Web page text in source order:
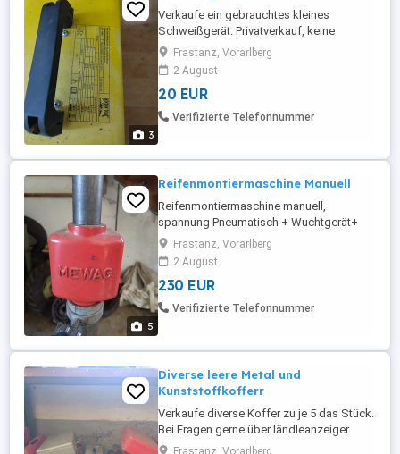
3
Verkaufe ein gebrauchtes kleines
Schweißgerät. Privatverkauf, keine
Garantie oder Gewährleistung
Frastanz, Vorarlberg
2 August
20 EUR
Verifizierte Telefonnummer
5
Reifenmontiermaschine Manuell
Reifenmontiermaschine manuell,
spannung Pneumatisch + Wuchtgerät+
Zubehör Bei Fragen gerne melden.
Frastanz, Vorarlberg
2 August
230 EUR
Verifizierte Telefonnummer
Diverse leere Metal und
Kunststoffkofferr
Verkaufe diverse Koffer zu je 5 das Stück.
Bei Fragen gerne über ländleanzeiger
melden.
Frastanz, Vorarlberg